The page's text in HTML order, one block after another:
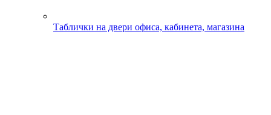
Таблички на двери офиса, кабинета, магазина